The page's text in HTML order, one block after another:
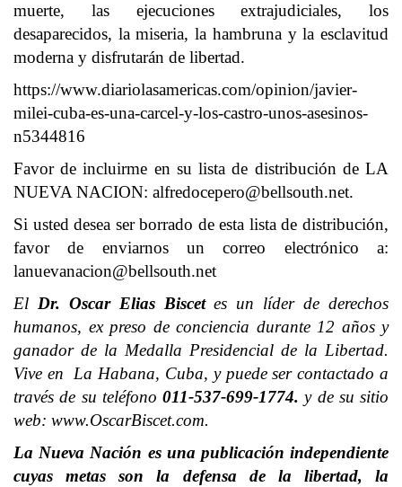
muerte, las ejecuciones extrajudiciales, los
desaparecidos, la miseria, la hambruna y la esclavitud
moderna y disfrutarán de libertad.
https://www.diariolasamericas.com/opinion/javier-
milei-cuba-es-una-carcel-y-los-castro-unos-asesinos-
n5344816
Favor de incluirme en su lista de distribución de LA
NUEVA NACION: alfredocepero@bellsouth.net.
Si usted desea ser borrado de esta lista de distribución,
favor de enviarnos un correo electrónico a:
lanuevanacion@bellsouth.net
El Dr. Oscar Elias Biscetes un líder de derechos
humanos, ex preso de conciencia durante 12 años y
ganador de la Medalla Presidencial de la Libertad.
Vive en La Habana, Cuba, y puede ser contactado a
través de su teléfono 011-537-699-1774. y de su sitio
web: www.OscarBiscet.com.
La Nueva Nación es una publicación independiente
cuyas metas son la defensa de la libertad, la